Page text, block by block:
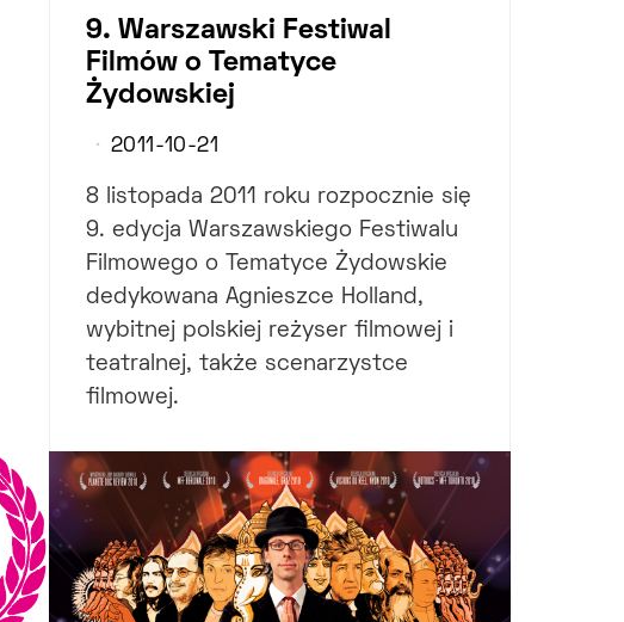
9. Warszawski Festiwal
Filmów o Tematyce
Żydowskiej
2011-10-21
8 listopada 2011 roku rozpocznie się
9. edycja Warszawskiego Festiwalu
Filmowego o Tematyce Żydowskie
dedykowana Agnieszce Holland,
wybitnej polskiej reżyser filmowej i
teatralnej, także scenarzystce
filmowej.